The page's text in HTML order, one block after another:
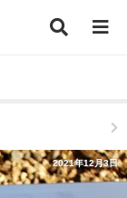
2021年12月3日